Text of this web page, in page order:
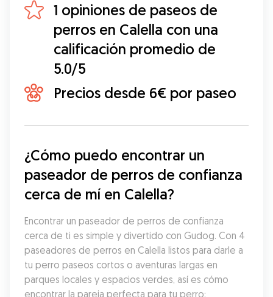
1 opiniones de paseos de
perros en Calella con una
calificación promedio de
5.0/5
Precios desde 6€ por paseo
¿Cómo puedo encontrar un
paseador de perros de confianza
cerca de mí en Calella?
Encontrar un paseador de perros de confianza
cerca de ti es simple y divertido con Gudog. Con 4
paseadores de perros en Calella listos para darle a
tu perro paseos cortos o aventuras largas en
parques locales y espacios verdes, así es cómo
encontrar la pareja perfecta para tu perro: